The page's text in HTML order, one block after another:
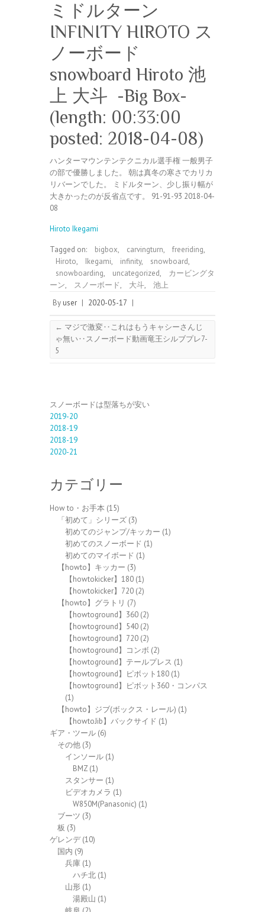
ミドルターン
‪INFINITY HIROTO‬ ス
ノーボード
snowboard Hiroto 池
上 大斗 ‪ -Big Box-‬
(length: 00:33:00
posted: 2018-04-08)
ハンターマウンテンテクニカル選手権 一般男子
の部で優勝しました。 朝は真冬の寒さでカリカ
リバーンでした。 ミドルターン、少し振り幅が
大きかったのが反省点です。 91-91-93 2018-04-
08
Hiroto Ikegami
Tagged on: bigbox, carvingturn, freeriding,
Hiroto, Ikegami, infinity, snowboard,
snowboarding, uncategorized,
カービングタ
ーン, スノーボード, 大斗,
池上
By user | 2020-05-17 |
← マジで激変‥これはもうキャシーさんじ
ゃ無い‥スノーボード動画竜王シルブプレ7-
5
スノーボードは型落ちが安い
2019-20
2018-19
2018-19
2020-21
カテゴリー
How to・お手本 (15)
「初めて」シリーズ (3)
初めてのジャンプ/キッカー (1)
初めてのスノーボード (1)
初めてのマイボード (1)
【howto】キッカー (3)
【howtokicker】180 (1)
【howtokicker】720 (2)
【howto】グラトリ (7)
【howtoground】360 (2)
【howtoground】540 (2)
【howtoground】720 (2)
【howtoground】コンボ (2)
【howtoground】テールプレス (1)
【howtoground】ピボット180 (1)
【howtoground】ピボット360・コンパス
(1)
【howto】ジブ(ボックス・レール) (1)
【howtoJib】バックサイド (1)
ギア・ツール (6)
その他 (3)
インソール (1)
BMZ (1)
スタンサー (1)
ビデオカメラ (1)
W850M(Panasonic) (1)
ブーツ (3)
板 (3)
ゲレンデ(10)
国内 (9)
兵庫 (1)
ハチ北 (1)
山形 (1)
湯殿山 (1)